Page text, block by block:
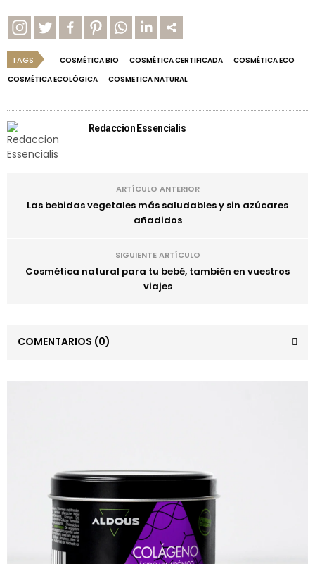
TAGS COSMÉTICA BIO COSMÉTICA CERTIFICADA
COSMÉTICA ECO
COSMÉTICA ECOLÓGICA
COSMETICA NATURAL
Redaccion Essencialis
ARTÍCULO ANTERIOR
Las bebidas vegetales más saludables y sin azúcares
añadidos
SIGUIENTE ARTÍCULO
Cosmética natural para tu bebé, también en vuestros
viajes
COMENTARIOS (0)